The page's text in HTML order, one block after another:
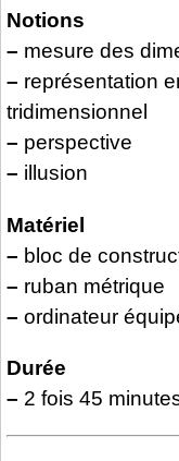
Notions
– mesure des
– représentation
tridimensionnel
– perspective
– illusion
Matériel
– bloc de
– ruban métrique
– ordinateur
Durée
– 2 fois 45